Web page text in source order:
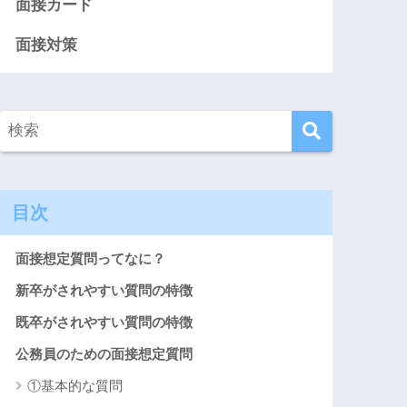
面接カード
面接対策
目次
面接想定質問ってなに？
新卒がされやすい質問の特徴
既卒がされやすい質問の特徴
公務員のための面接想定質問
①基本的な質問